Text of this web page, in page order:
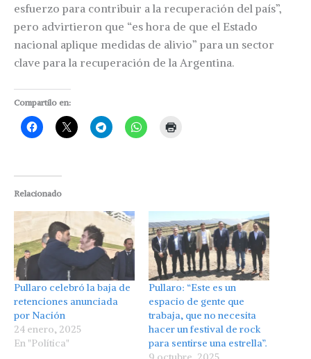
esfuerzo para contribuir a la recuperación del país”,
pero advirtieron que “es hora de que el Estado
nacional aplique medidas de alivio” para un sector
clave para la recuperación de la Argentina.
Compartilo en:
Relacionado
Pullaro celebró la baja de
retenciones anunciada
por Nación
24 enero, 2025
En "Política"
Pullaro: “Este es un
espacio de gente que
trabaja, que no necesita
hacer un festival de rock
para sentirse una estrella”.